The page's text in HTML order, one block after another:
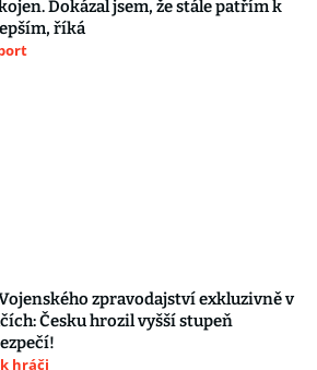
Dokázal jsem, že stále patřím k
říká
zpravodajství exkluzivně v
Česku hrozil vyšší stupeň
hráči